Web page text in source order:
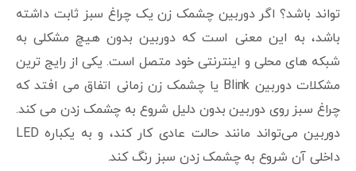
تواند باشد؟ اگر دوربین چشمک زن یک چراغ سبز ثابت داشته
باشد، به این معنی است که دوربین بدون هیچ مشکلی به
شبکه های محلی و اینترنتی خود متصل است. یکی از رایج ترین
مشکلات دوربین Blink یا چشمک زن زمانی اتفاق می افتد که
چراغ سبز روی دوربین بدون دلیل شروع به چشمک زدن می کند.
دوربین می‌تواند مانند حالت عادی کار کند، و به یکباره LED
داخلی آن شروع به چشمک زدن سبز رنگ کند.